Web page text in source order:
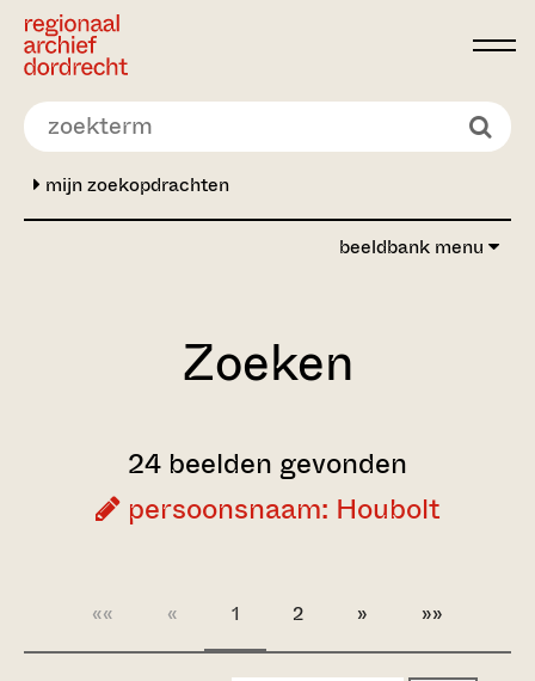
Ga direct naar de inhoud
mijn zoekopdrachten
beeldbank menu
Zoeken
24 beelden gevonden
persoonsnaam: Houbolt
«« « 1 2 » »»